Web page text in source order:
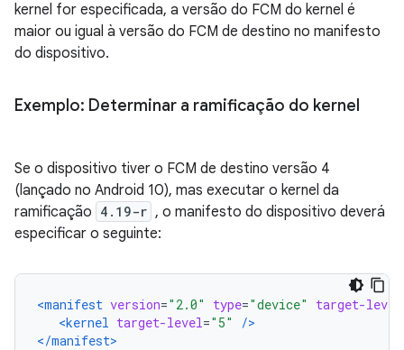
kernel for especificada, a versão do FCM do kernel é
maior ou igual à versão do FCM de destino no manifesto
do dispositivo.
Exemplo: Determinar a ramificação do kernel
Se o dispositivo tiver o FCM de destino versão 4
(lançado no Android 10), mas executar o kernel da
ramificação 4.19-r , o manifesto do dispositivo deverá
especificar o seguinte:
<manifest version="2.0" type="device" target-level
<kernel target-level="5"
/>
</manifest>